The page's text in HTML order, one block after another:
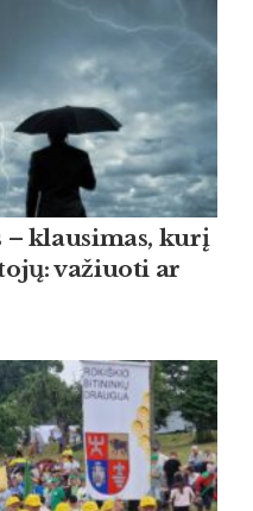
– klausimas, kurį
važiuoti ar